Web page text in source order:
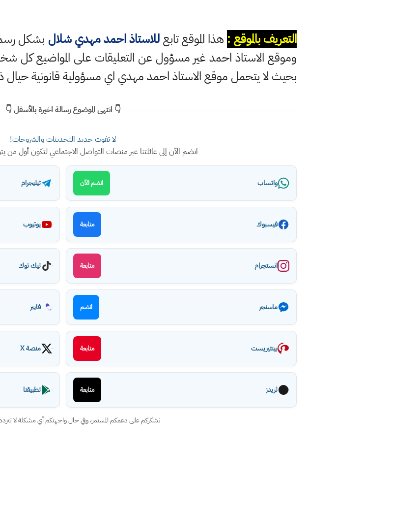
التعريف بالموقع : هذا الموقع تابعللاستاذ احمد مهدي شلال بشكل
وموقع الاستاذ احمد غير مسؤول عن التعليقات على المواضيع كل
بحيث لا يتحمل موقع الاستاذ احمد مهدي اي مسؤولية قانونية حيال
👇 انتهى الموضوع رسالة اخيرة بالأسفل 👇
لا تفوت جديد التحديثات والشروحات!
انضم الآن إلى عائلتنا عبر منصات التواصل الاجتماعي لتكون أول
واتساب انضم الآن تيليجرام
فيسبوك متابعة يوتيوب
انستجرام متابعة تيك توك
ماسنجر انضم فايبر
بينتيريست متابعة منصة X
ثريدز متابعة تطبيقنا
نشكركم على دعمكم المستمر، وفي حال واجهتكم أي مشكلة لا